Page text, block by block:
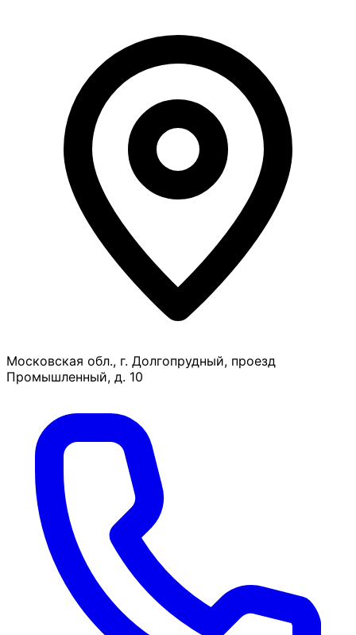
Московская обл., г. Долгопрудный, проезд
Промышленный, д. 10